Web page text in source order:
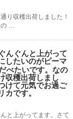
り収穫出荷しました！
...
んぐんと上がって
したいのがピーマ
べたいです。なの
収穫出荷しまし
けて元気でお過ご
カです。
と上がってます。さて